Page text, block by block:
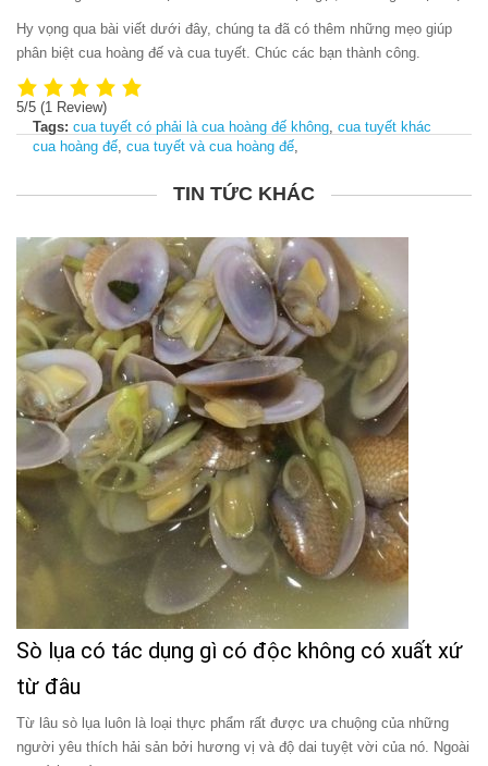
Hy vọng qua bài viết dưới đây, chúng ta đã có thêm những mẹo giúp
phân biệt cua hoàng đế và cua tuyết. Chúc các bạn thành công.
5/5 (1 Review)
Tags: cua tuyết có phải là cua hoàng đế không cua tuyết khác
cua hoàng đế cua tuyết và cua hoàng đế
TIN TỨC KHÁC
Sò lụa có tác dụng gì có độc không có xuất xứ
từ đâu
Từ lâu sò lụa luôn là loại thực phẩm rất được ưa chuộng của những
người yêu thích hải sản bởi hương vị và độ dai tuyệt vời của nó. Ngoài